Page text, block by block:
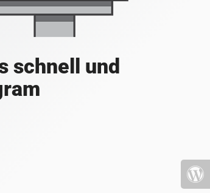
schnell und